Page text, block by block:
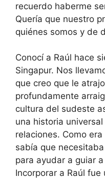
recuerdo haberme
Quería que nuestro
quiénes somos y de
Conocí a Raúl hace
Singapur. Nos
que creo que le
profundamente
cultura del sudeste
una historia
relaciones. Como
sabía que
para ayudar a guiar
Incorporar a Raúl